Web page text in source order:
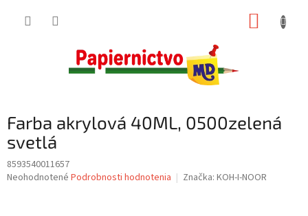
Farba akrylová 40ML, 0500zelená
svetlá
8593540011657
Priemerné
Neohodnotené Podrobnosti hodnotenia Značka: KOH-I-NOOR